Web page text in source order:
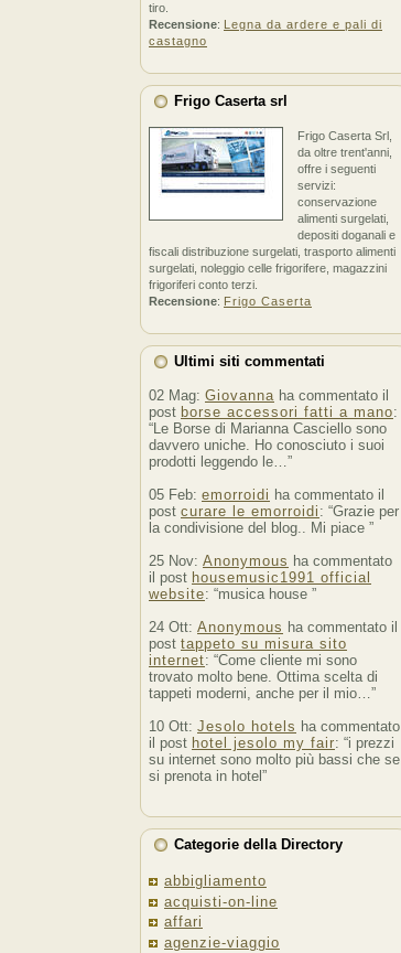
tiro.
Recensione: Legna da ardere e pali di
castagno
Frigo Caserta srl
Frigo Caserta Srl,
da oltre trent'anni,
offre i seguenti
servizi:
conservazione
alimenti surgelati,
depositi doganali e
fiscali distribuzione surgelati, trasporto alimenti
surgelati, noleggio celle frigorifere, magazzini
frigoriferi conto terzi.
Recensione: Frigo Caserta
Ultimi siti commentati
02 Mag: Giovanna ha commentato il
post borse accessori fatti a mano:
“Le Borse di Marianna Casciello sono
davvero uniche. Ho conosciuto i suoi
prodotti leggendo le…”
05 Feb: emorroidi ha commentato il
post curare le emorroidi : “Grazie per
la condivisione del blog.. Mi piace ”
25 Nov: Anonymous ha commentato
il post housemusic1991 official
website: “musica house ”
24 Ott: Anonymous ha commentato il
post tappeto su misura sito
internet: “Come cliente mi sono
trovato molto bene. Ottima scelta di
tappeti moderni, anche per il mio…”
10 Ott: Jesolo hotels ha commentato
il post hotel jesolo my fair: “i prezzi
su internet sono molto più bassi che se
si prenota in hotel”
Categorie della Directory
abbigliamento
acquisti-on-line
affari
agenzie-viaggio